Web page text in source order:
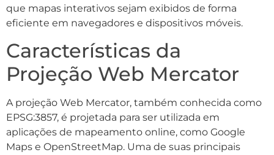
que mapas interativos sejam exibidos de forma
eficiente em navegadores e dispositivos móveis.
Características da
Projeção Web Mercator
A projeção Web Mercator, também conhecida como
EPSG:3857, é projetada para ser utilizada em
aplicações de mapeamento online, como Google
Maps e OpenStreetMap. Uma de suas principais